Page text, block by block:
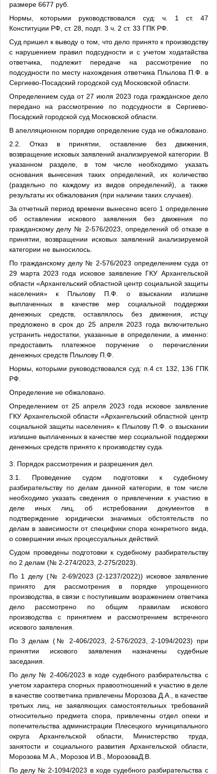
размере 6677 руб.
Нормы, которыми руководствовался суд: ч. 1 ст. 47
Конституции РФ, ст. 28, подп. 3 ч. 2 ст. 33 ГПК РФ.
Суд пришел к выводу о том, что дело принято к производству
с нарушением правил подсудности и с учетом ходатайства
ответчика, подлежит передаче на рассмотрение по
подсудности по месту нахождения ответчика Плылова П.Ф. в
Сергиево-Посадский городской суд Московской области.
Определением суда от 27 июля 2023 года гражданское дело
передано на рассмотрение по подсудности в Сергиево-
Посадский городской суд Московской области.
В апелляционном порядке определение суда не обжаловано.
2.2. Отказ в принятии, оставление без движения,
возвращение исковых заявлений анализируемой категории. В
указанном разделе, в том числе необходимо указать
основания вынесения таких определений, их количество
(раздельно по каждому из видов определений), а также
результаты их обжалования (при наличии таких случаев).
За отчетный период времени вынесено всего 1 определение
об оставлении искового заявления без движения по
гражданскому делу № 2-576/2023, определений об отказе в
принятии, возвращении исковых заявлений анализируемой
категории не выносилось.
По гражданскому делу № 2-576/2023 определением суда от
29 марта 2023 года исковое заявление ГКУ Архангельской
области «Архангельский областной центр социальной защиты
населения» к Плылову П.Ф. о взыскании излишне
выплаченных в качестве мер социальной поддержки
денежных средств, оставлялось без движения, истцу
предложено в срок до 25 апреля 2023 года включительно
устранить недостатки, указанные в определении, а именно:
предоставить платежное поручение о перечислении
денежных средств Плылову П.Ф.
Нормы, которыми руководствовался суд: п.4 ст. 132, 136 ГПК
РФ.
Определение не обжаловано.
Определением от 25 апреля 2023 года исковое заявление
ГКУ Архангельской области «Архангельский областной центр
социальной защиты населения» к Плылову П.Ф. о взыскании
излишне выплаченных в качестве мер социальной поддержки
денежных средств принято к производству суда.
3. Порядок рассмотрения и разрешения дел.
3.1. Проведение судом подготовки к судебному
разбирательству по делам данной категории, в том числе
необходимо указать сведения о привлечении к участию в
деле иных лиц, об истребовании документов в
подтверждение юридически значимых обстоятельств по
делам в зависимости от специфики спора конкретного вида,
о совершении иных процессуальных действий.
Судом проведены подготовки к судебному разбирательству
по 2 делам (№ 2-274/2023, 2-275/2023).
По 1 делу (№ 2-69/2023 (2-1237/2022)) исковое заявление
принято для рассмотрения в порядке упрощенного
производства, в связи с поступившим возражением ответчика
дело рассмотрено по общим правилам искового
производства с принятием и рассмотрением встречного
искового заявления.
По 3 делам (№ 2-406/2023, 2-576/2023, 2-1094/2023) при
принятии искового заявления назначены судебные
заседания.
По делу № 2-406/2023 в ходе судебного разбирательства с
учетом характера спорных правоотношений к участию в деле
в качестве соответчика привлечены Морозова Д.А., в качестве
третьих лиц, не заявляющих самостоятельных требований
относительно предмета спора, привлечены отдел опеки и
попечительства администрации Плесецкого муниципального
округа Архангельской области, Министерство труда,
занятости и социального развития Архангельской области,
Морозова М.А., Морозов И.В., МорозоваД.В.
По делу № 2-1094/2023 в ходе судебного разбирательства с